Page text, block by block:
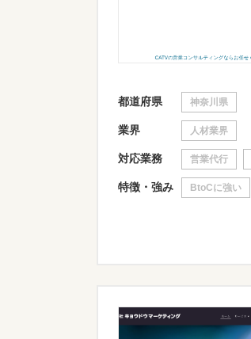
都道府県 神奈川県
業界 人材業界
対応業務 営業代行
特徴・強み BtoCに強い